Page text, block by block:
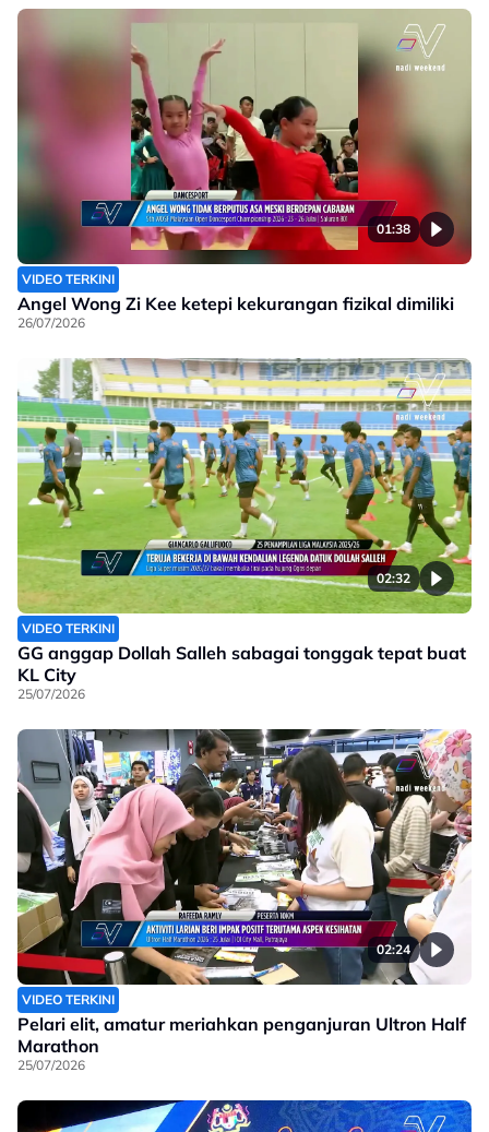
01:38
VIDEO TERKINI
Angel Wong Zi Kee ketepi kekurangan fizikal dimiliki
26/07/2026
02:32
VIDEO TERKINI
GG anggap Dollah Salleh sabagai tonggak tepat buat
KL City
25/07/2026
02:24
VIDEO TERKINI
Pelari elit, amatur meriahkan penganjuran Ultron Half
Marathon
25/07/2026